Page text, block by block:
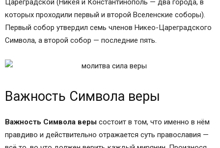
Цареградской (Никея и Константинополь — два города, в
которых проходили первый и второй Вселенские соборы).
Первый собор утвердил семь членов Никео-Цареградского
Символа, а второй собор — последние пять.
Важность Символа веры
Важность Символа веры состоит в том, что именно в нём
правдиво и действительно отражается суть православия —